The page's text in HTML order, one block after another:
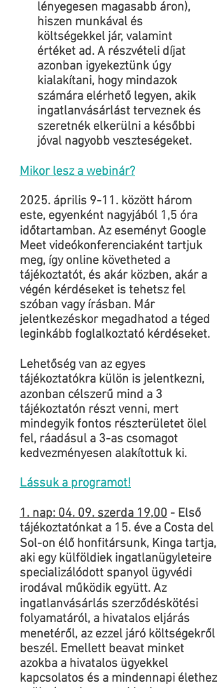
lényegesen magasabb áron),
hiszen munkával és
költségekkel jár, valamint
értéket ad. A részvételi díjat
azonban igyekeztünk úgy
kialakítani, hogy mindazok
számára elérhető legyen, akik
ingatlanvásárlást terveznek és
szeretnék elkerülni a későbbi
jóval nagyobb veszteségeket.
Mikor lesz a webinár?
2025. április 9-11. között három
este, egyenként nagyjából 1,5 óra
időtartamban. Az eseményt Google
Meet videókonferenciaként tartjuk
meg, így online követheted a
tájékoztatót, és akár közben, akár a
végén kérdéseket is tehetsz fel
szóban vagy írásban. Már
jelentkezéskor megadhatod a téged
leginkább foglalkoztató kérdéseket.
Lehetőség van az egyes
tájékoztatókra külön is jelentkezni,
azonban célszerű mind a 3
tájékoztatón részt venni, mert
mindegyik fontos részterületet ölel
fel, ráadásul a 3-as csomagot
kedvezményesen alakítottuk ki.
Lássuk a programot!
1. nap: 04. 09. szerda 19,00 - Első
tájékoztatónkat a 15. éve a Costa del
Sol-on élő honfitársunk, Kinga tartja,
aki egy külföldiek ingatlanügyleteire
specializálódott spanyol ügyvédi
irodával működik együtt. Az
ingatlanvásárlás szerződéskötési
folyamatáról, a hivatalos eljárás
menetéről, az ezzel járó költségekről
beszél. Emellett beavat minket
azokba a hivatalos ügyekkel
kapcsolatos és a mindennapi élethez